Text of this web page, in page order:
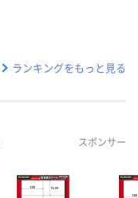
ランキングをもっと見る
スポンサー